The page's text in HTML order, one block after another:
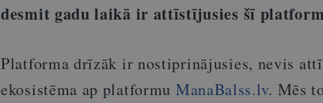
desmit gadu laikā ir attīstījusies šī
Platforma drīzāk ir nostiprinājusies, nevis
ekosistēma ap platformu ManaBalss.lv. Mēs